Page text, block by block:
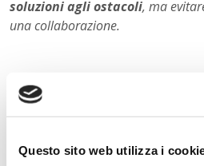
Questo sito web utilizza i
soluzioni agli ostacoli, ma
una collaborazione.
« Indietro